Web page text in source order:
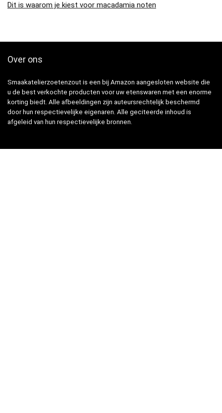
Dit is waarom je kiest voor macadamia noten
Over ons
Smaakatelierzoetenzout is een bij Amazon aangesloten website die
u de best verkochte producten voor uw etenswaren met een enorme
korting biedt. Alle afbeeldingen zijn auteursrechtelijk beschermd
door hun respectievelijke eigenaren. Alle geciteerde inhoud is
afgeleid van hun respectievelijke bronnen.